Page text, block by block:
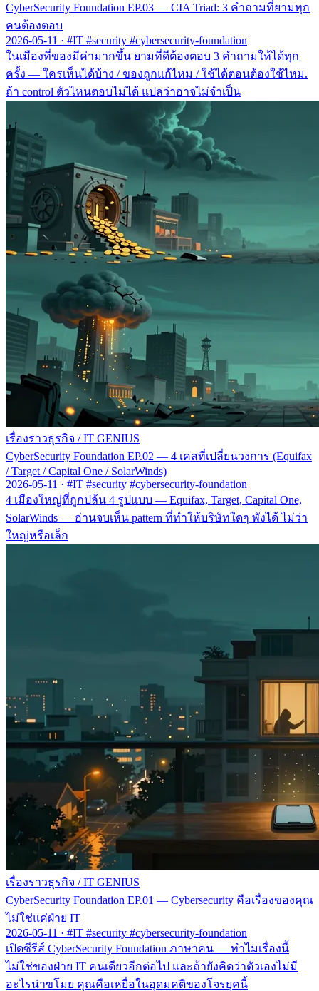
CyberSecurity Foundation EP.03 — CIA Triad: 3 คำถามที่ยามทุก
คนต้องตอบ
2026-05-11 · #IT #security #cybersecurity-foundation
ในเมืองที่ของมีค่ามากขึ้น ยามที่ดีต้องตอบ 3 คำถามให้ได้ทุก
ครั้ง — ใครเห็นได้บ้าง / ของถูกแก้ไหม / ใช้ได้ตอนต้องใช้ไหม.
ถ้า control ตัวไหนตอบไม่ได้ แปลว่าอาจไม่จำเป็น
เรื่องราวธุรกิจ / IT GENIUS
CyberSecurity Foundation EP.02 — 4 เคสที่เปลี่ยนวงการ (Equifax
/ Target / Capital One / SolarWinds)
2026-05-11 · #IT #security #cybersecurity-foundation
4 เมืองใหญ่ที่ถูกปล้น 4 รูปแบบ — Equifax, Target, Capital One,
SolarWinds — อ่านจบเห็น pattern ที่ทำให้บริษัทใดๆ พังได้ ไม่ว่า
ใหญ่หรือเล็ก
เรื่องราวธุรกิจ / IT GENIUS
CyberSecurity Foundation EP.01 — Cybersecurity คือเรื่องของคุณ
ไม่ใช่แค่ฝ่าย IT
2026-05-11 · #IT #security #cybersecurity-foundation
เปิดซีรีส์ CyberSecurity Foundation ภาษาคน — ทำไมเรื่องนี้
ไม่ใช่ของฝ่าย IT คนเดียวอีกต่อไป และถ้ายังคิดว่าตัวเองไม่มี
อะไรน่าขโมย คุณคือเหยื่อในอุดมคติของโจรยุคนี้